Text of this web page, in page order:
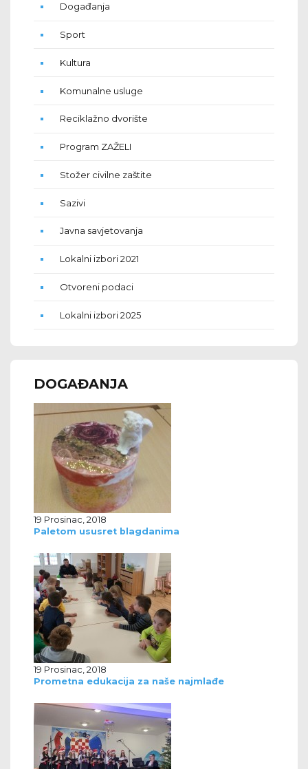
Događanja
Sport
Kultura
Komunalne usluge
Reciklažno dvorište
Program ZAŽELI
Stožer civilne zaštite
Sazivi
Javna savjetovanja
Lokalni izbori 2021
Otvoreni podaci
Lokalni izbori 2025
DOGAĐANJA
19 Prosinac, 2018
Paletom ususret blagdanima
19 Prosinac, 2018
Prometna edukacija za naše najmlađe